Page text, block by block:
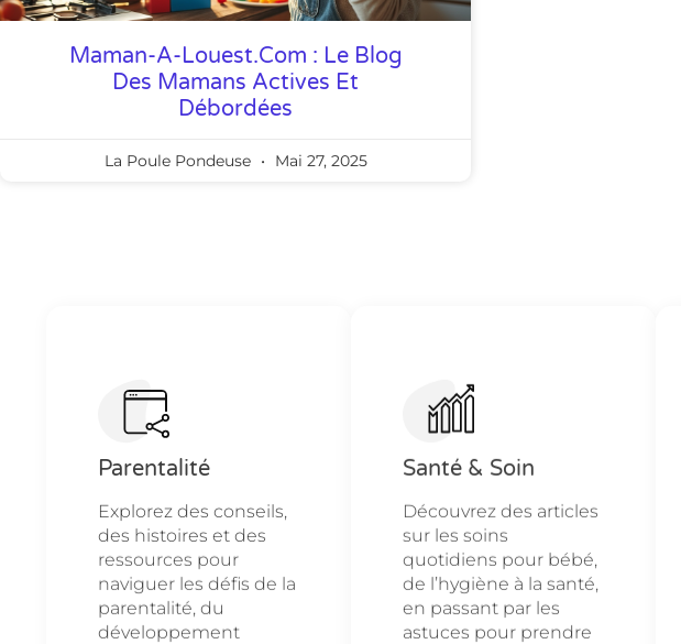
Maman-A-Louest.com : Le Blog
Des Mamans Actives Et
Débordées
La Poule Pondeuse Mai 27, 2025
Parentalité
Explorez des conseils,
des histoires et des
ressources pour
naviguer les défis de la
parentalité, du
développement
Santé & Soin
Découvrez des articles
sur les soins
quotidiens pour bébé,
de l’hygiène à la santé,
en passant par les
astuces pour prendre